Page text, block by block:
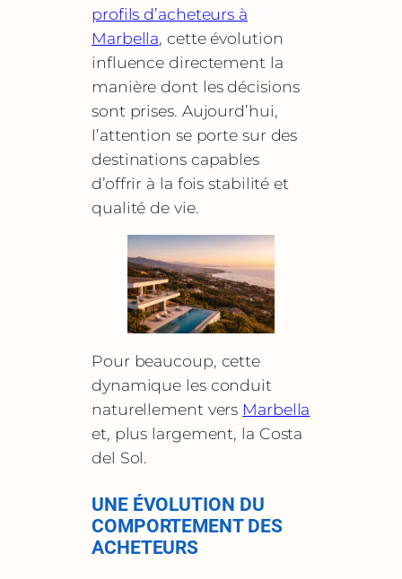
profils d’acheteurs à
Marbella, cette évolution
influence directement la
manière dont les décisions
sont prises. Aujourd’hui,
l’attention se porte sur des
destinations capables
d’offrir à la fois stabilité et
qualité de vie.
Pour beaucoup, cette
dynamique les conduit
naturellement vers Marbella
et, plus largement, la Costa
del Sol.
UNE ÉVOLUTION DU
COMPORTEMENT DES
ACHETEURS